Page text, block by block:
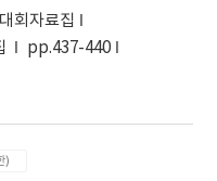
회자료집
pp.437-440
)